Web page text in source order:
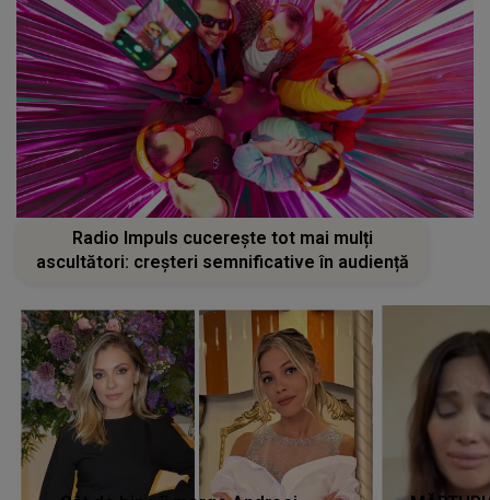
Radio Impuls cucerește tot mai mulți
ascultători: creșteri semnificative în audiență